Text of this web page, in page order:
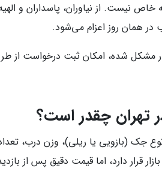
از نیاوران، پاسداران و الهیه
در همان روز اعزام می‌شود.
مشکل شده، امکان ثبت درخواست از
تهران چقدر است؟
(بازویی یا ریلی)، وزن درب، تعداد